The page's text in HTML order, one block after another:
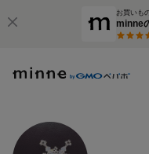
お買いも
minne